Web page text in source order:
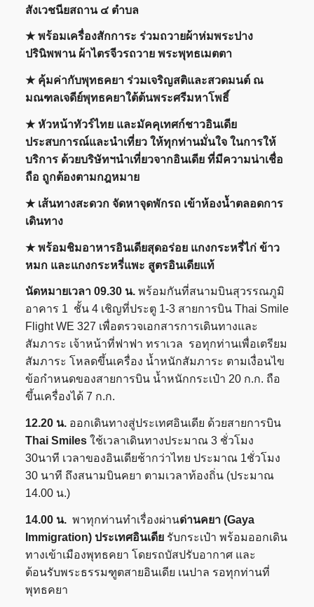
สังเวชนียสถาน ๔ ตำบล
★พร้อมเครื่องสักการะ ร่วมถวายผ้าห่มพระปาง
ปรินิพพาน ผ้าไตรจีวรถวาย พระพุทธเมตตา
★คุ้มค่ากับพุทธคยา ร่วมเจริญสติและสวดมนต์ ณ
มณฑลเจดีย์พุทธคยาใต้ต้นพระศรีมหาโพธิ์
★หัวหน้าทัวร์ไทย และมัคคุเทศก์ชาวอินเดีย
ประสบการณ์และนำเที่ยว ให้ทุกท่านมั่นใจ ในการให้
บริการ ด้วยบริษัทฯนำเที่ยวจากอินเดีย ที่มีความน่าเชื่อ
ถือ ถูกต้องตามกฎหมาย
★เส้นทางสะดวก จัดหาจุดพักรถ เข้าห้องน้ำตลอดการ
เดินทาง
★ พร้อมชิมอาหารอินเดียสุดอร่อย แกงกระหรี่ไก่ ข้าว
หมก และแกงกระหรี่แพะ สูตรอินเดียแท้
นัดหมายเวลา 09.30 น.พร้อมกันที่สนามบินสุวรรณภูมิ
อาคาร 1 ชั้น 4 เชิญที่ประตู 1-3 สายการบิน Thai Smile
Flight WE 327 เพื่อตรวจเอกสารการเดินทางและ
สัมภาระ เจ้าหน้าที่ฟาฟา ทราเวล รอทุกท่านเพื่อเตรียม
สัมภาระ โหลดขึ้นเครื่อง น้ำหนักสัมภาระ ตามเงื่อนไข
ข้อกำหนดของสายการบิน น้ำหนักกระเป๋า 20 ก.ก. ถือ
ขึ้นเครื่องได้ 7 ก.ก.
12.20 น.ออกเดินทางสู่ประเทศอินเดีย ด้วยสายการบิน
Thai Smilesใช้เวลาเดินทางประมาณ 3 ชั่วโมง
30นาที เวลาของอินเดียช้ากว่าไทย ประมาณ 1ชั่วโมง
30 นาที ถึงสนามบินคยา ตามเวลาท้องถิ่น (ประมาณ
14.00 น.)
14.00 น. พาทุกท่านทำเรื่องผ่านด่านคยา (Gaya
Immigration) ประเทศอินเดียรับกระเป๋า พร้อมออกเดิน
ทางเข้าเมืองพุทธคยา โดยรถบัสปรับอากาศ และ
ต้อนรับพระธรรมฑูตสายอินเดีย เนปาล รอทุกท่านที่
พุทธคยา